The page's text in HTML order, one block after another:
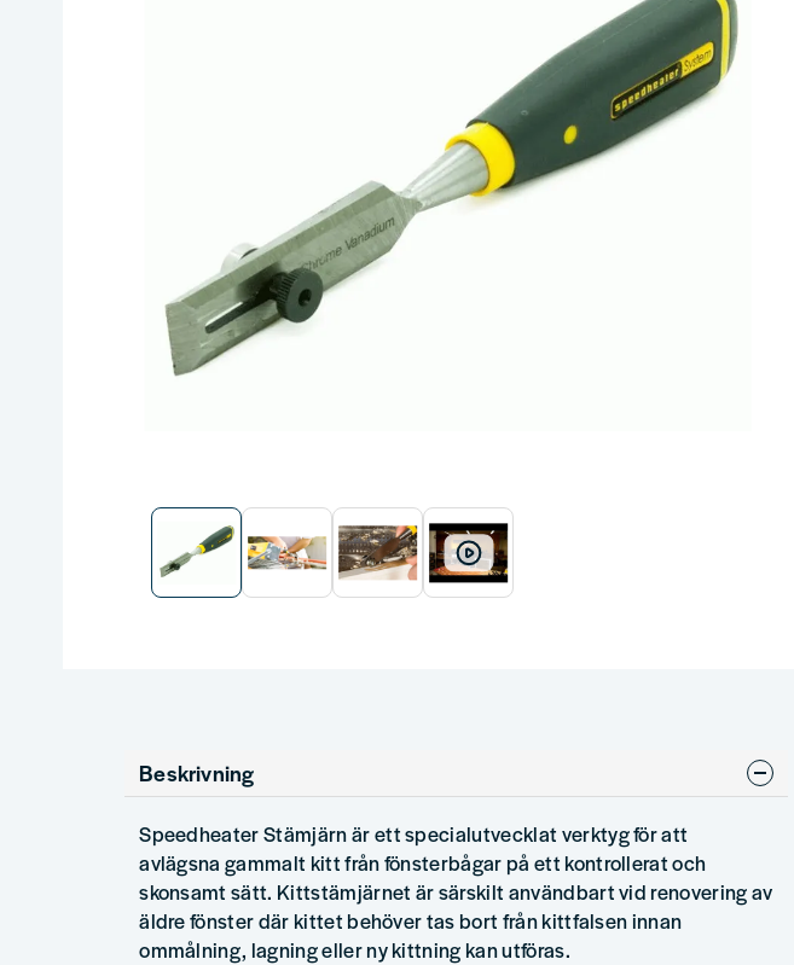
Beskrivning
Speedheater Stämjärn är ett specialutvecklat verktyg för att
avlägsna gammalt kitt från fönsterbågar på ett kontrollerat och
skonsamt sätt. Kittstämjärnet är särskilt användbart vid renovering av
äldre fönster där kittet behöver tas bort från kittfalsen innan
ommålning, lagning eller ny kittning kan utföras.